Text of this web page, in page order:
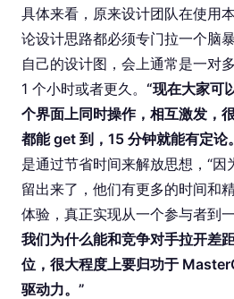
具体来看，原来设计团队在使用
论设计思路都必须专门拉一个脑
自己的设计图，会上通常是一对
1 个小时或者更久。 “现在大家可
个界面上同时操作，相互激发，
都能 get 到，15 分钟就能有定论
是通过节省时间来解放思想，“因
留出来了，他们有更多的时间和
体验，真正实现从一个参与者到
我们为什么能和竞争对手拉开差
位，很大程度上要归功于
驱动力。”